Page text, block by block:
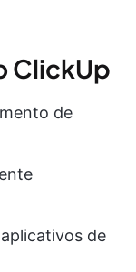
ClickUp
de
de